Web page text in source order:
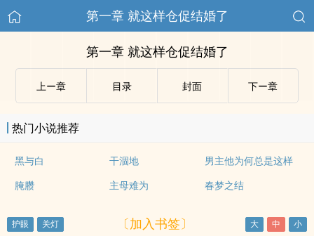
第一章 就这样仓促结婚了
第一章 就这样仓促结婚了
上ー章 目录 封面 下ー章
热门小说推荐
黑与白 干涸地
男主他为何总是这样
腌臜
主母难为 春梦之结
〔加入书签〕